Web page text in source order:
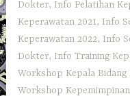
Dokter, Info Pelatihan
Keperawatan 2021, Info
Keperawatan 2022, Info
Dokter, Info Training
Workshop Kepala Bidang
Workshop